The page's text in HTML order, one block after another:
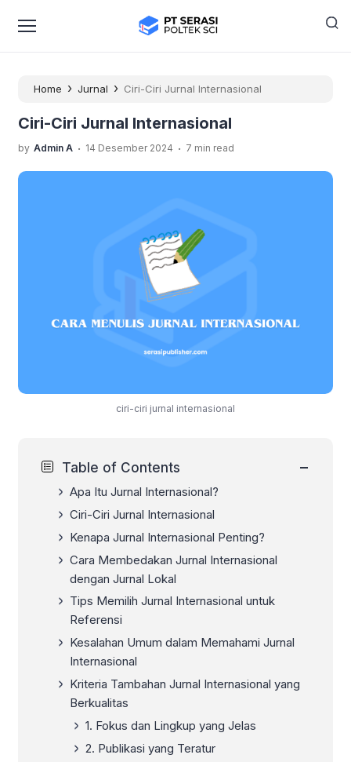
Home › Jurnal › Ciri-Ciri Jurnal Internasional
Ciri-Ciri Jurnal Internasional
by Admin A . 14 Desember 2024 . 7 min read
ciri-ciri jurnal internasional
Table of Contents −
Apa Itu Jurnal Internasional?
Ciri-Ciri Jurnal Internasional
Kenapa Jurnal Internasional Penting?
Cara Membedakan Jurnal Internasional
dengan Jurnal Lokal
Tips Memilih Jurnal Internasional untuk
Referensi
Kesalahan Umum dalam Memahami Jurnal
Internasional
Kriteria Tambahan Jurnal Internasional yang
Berkualitas
1. Fokus dan Lingkup yang Jelas
2. Publikasi yang Teratur